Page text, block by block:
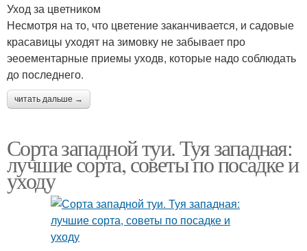
Уход за цветником
Несмотря на то, что цветение заканчивается, и садовые
красавицы уходят на зимовку не забывает про
эеоементарные приемы уходв, которые надо соблюдать
до последнего.
читать дальше →
Сорта западной туи. Туя западная:
лучшие сорта, советы по посадке и
уходу